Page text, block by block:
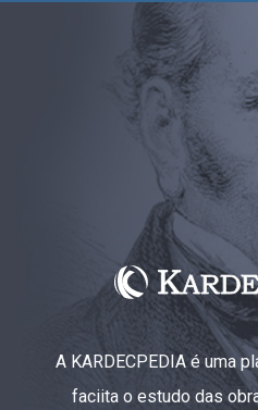
A KARDECPEDIA é uma
faciita o estudo das